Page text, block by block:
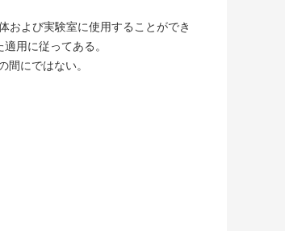
および実験室に使用することができ
用に従ってある。
にではない。